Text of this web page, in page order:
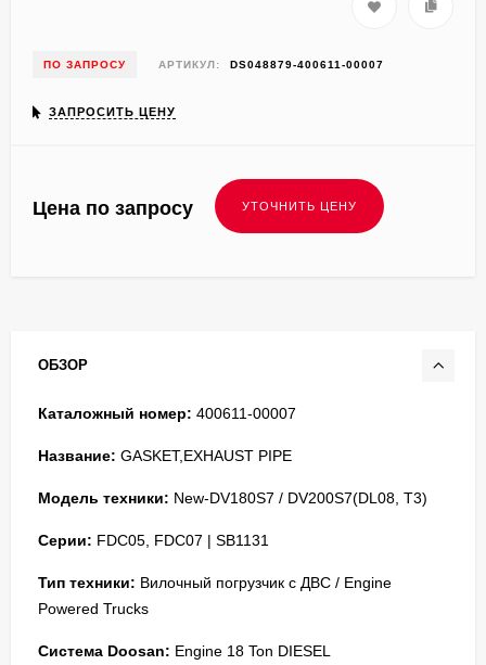
ПО ЗАПРОСУ АРТИКУЛ: DS048879-400611-00007
ЗАПРОСИТЬ ЦЕНУ
Цена по запросу
ОБЗОР
Каталожный номер: 400611-00007
Название: GASKET,EXHAUST PIPE
Модель техники: New-DV180S7 / DV200S7(DL08, T3)
Серии: FDC05, FDC07 | SB1131
Тип техники: Вилочный погрузчик с ДВС / Engine
Powered Trucks
Система Doosan: Engine 18 Ton DIESEL